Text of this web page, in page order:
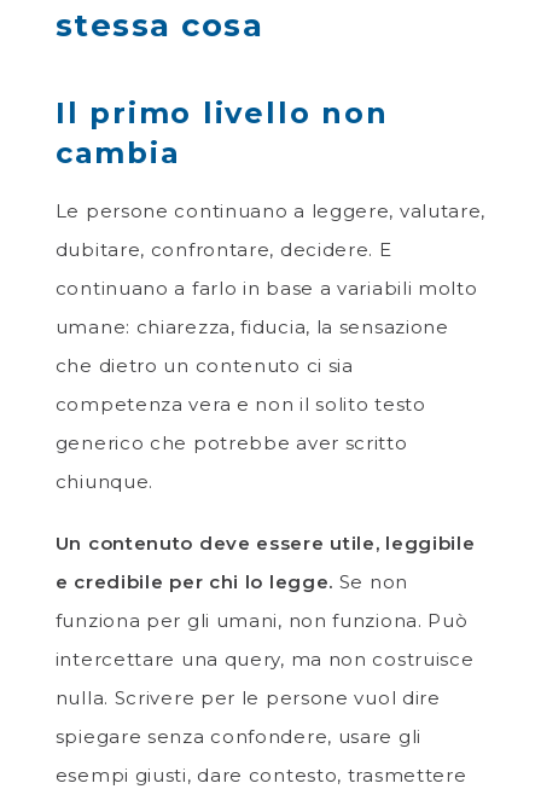
stessa cosa
Il primo livello non
cambia
Le persone continuano a leggere, valutare,
dubitare, confrontare, decidere. E
continuano a farlo in base a variabili molto
umane: chiarezza, fiducia, la sensazione
che dietro un contenuto ci sia
competenza vera e non il solito testo
generico che potrebbe aver scritto
chiunque.
Un contenuto deve essere utile, leggibile
e credibile per chi lo legge. Se non
funziona per gli umani, non funziona. Può
intercettare una query, ma non costruisce
nulla. Scrivere per le persone vuol dire
spiegare senza confondere, usare gli
esempi giusti, dare contesto, trasmettere